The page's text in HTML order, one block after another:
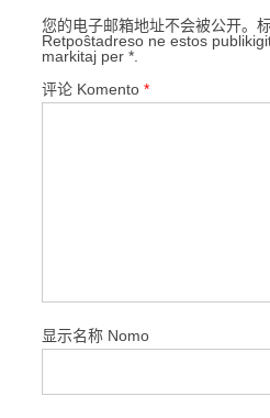
您的电子邮箱地址不会被公开。
Retpoŝtadreso ne estos
markitaj per *.
评论 Komento *
显示名称 Nomo